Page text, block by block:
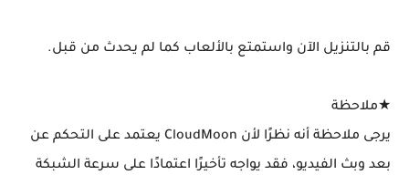
قم بالتنزيل الآن واستمتع بالألعاب كما لم يحدث من قبل.
★ملاحظة
يرجى ملاحظة أنه نظرًا لأن CloudMoon يعتمد على التحكم عن
بعد وبث الفيديو، فقد يواجه تأخيرًا اعتمادًا على سرعة الشبكة